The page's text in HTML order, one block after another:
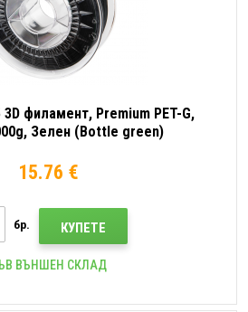
филамент, Premium PET-G,
Зелен (Bottle green)
15.76 €
бр. КУПЕТЕ
ВЪНШЕН СКЛАД